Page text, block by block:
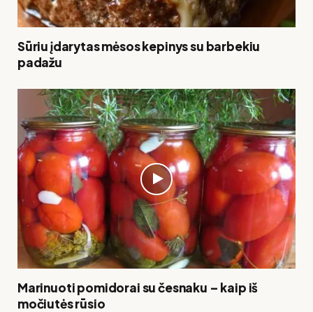
Sūriu įdarytas mėsos kepinys su barbekiu
padažu
Marinuoti pomidorai su česnaku – kaip iš
močiutės rūsio